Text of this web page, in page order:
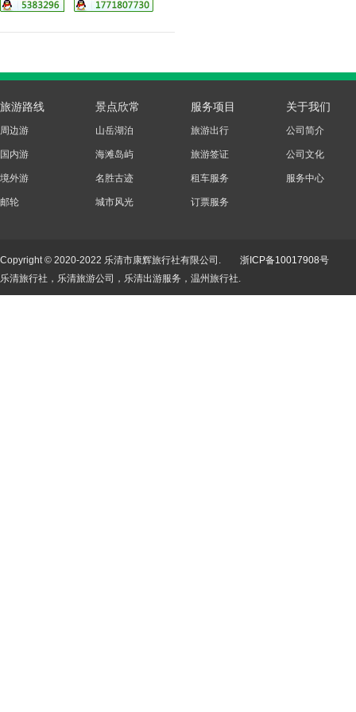
旅游路线
周边游
国内游
境外游
邮轮
景点欣常
山岳湖泊
海滩岛屿
名胜古迹
城市风光
服务项目
旅游出行
旅游签证
租车服务
订票服务
关于我们
公司简介
公司文化
服务中心
Copyright © 2020-2022 乐清市康辉旅行社有限公司. 浙ICP备10017908号
乐清旅行社，乐清旅游公司，乐清出游服务，温州旅行社.